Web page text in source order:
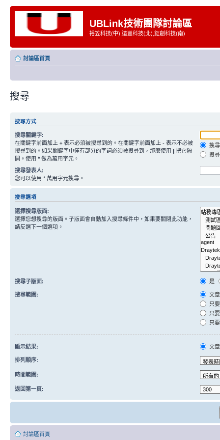
UBLink技術團隊討論區
裕笠科技(中),遠豐科技(北),鉅創科技(南)
討論區首頁
搜尋
搜尋方式
搜尋關鍵字:
在關鍵字前面加上 + 表示必須被搜尋到的。在關鍵字前面加上 - 表示不必被
搜尋到的。如果關鍵字中僅有部分的字詞必須被搜尋到，那麼使用 | 把它隔
開。使用 * 做為萬用字元。
搜
搜
搜尋發表人:
您可以使用 * 萬用字元搜尋。
搜尋選項
選擇搜尋版面:
選擇您想搜尋的版面。子版面會自動加入搜尋條件中，如果要關閉此功能，
請反選下一個選項。
搜尋子版面: 是
搜尋範圍:
文
只
只
只
顯示結果: 文章
排列順序:
時間範圍:
返回第一頁:
討論區首頁